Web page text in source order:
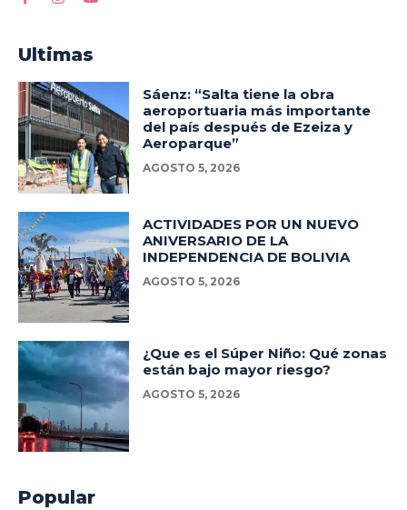
Ultimas
Sáenz: “Salta tiene la obra
aeroportuaria más importante
del país después de Ezeiza y
Aeroparque”
AGOSTO 5, 2026
ACTIVIDADES POR UN NUEVO
ANIVERSARIO DE LA
INDEPENDENCIA DE BOLIVIA
AGOSTO 5, 2026
¿Que es el Súper Niño: Qué zonas
están bajo mayor riesgo?
AGOSTO 5, 2026
Popular